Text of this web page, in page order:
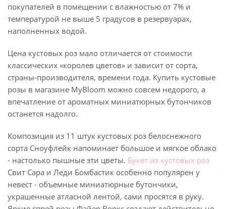
покупателей в помещении с влажностью от 7% и
температурой не выше 5 градусов в резервуарах,
наполненных водой.
Цена кустовых роз мало отличается от стоимости
классических «королев цветов» и зависит от сорта,
страны-производителя, времени года. Купить кустовые
розы в магазине MyBloom можно совсем недорого, а
впечатление от ароматных миниатюрных бутончиков
останется надолго.
Композиция из 11 штук кустовых роз белоснежного
сорта Сноуфлейк напоминает большое и мягкое облако
- настолько пышные эти цветы. Букет из кустовых роз
Свит Сара и Леди Бомбастик особенно популярен у
невест - объемные миниатюрные бутончики,
украшенные атласной лентой, сами просятся в руку.